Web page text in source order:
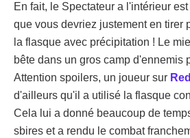
En fait, le Spectateur a l'intérieur
que vous devriez justement en tirer
la flasque avec précipitation ! Le
bête dans un gros camp d'ennemis
Attention spoilers, un joueur sur
d'ailleurs qu'il a utilisé la flasque
Cela lui a donné beaucoup de
sbires et a rendu le combat